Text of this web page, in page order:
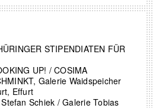
STIPENDIATEN FÜR
UP! / COSIMA
Galerie Waidspeicher
Effurt
Schiek / Galerie Tobias